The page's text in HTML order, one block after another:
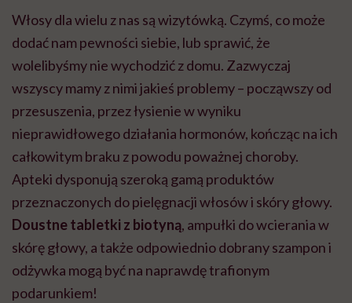
Włosy dla wielu z nas są wizytówką. Czymś, co może
dodać nam pewności siebie, lub sprawić, że
wolelibyśmy nie wychodzić z domu. Zazwyczaj
wszyscy mamy z nimi jakieś problemy – począwszy od
przesuszenia, przez łysienie w wyniku
nieprawidłowego działania hormonów, kończąc na ich
całkowitym braku z powodu poważnej choroby.
Apteki dysponują szeroką gamą produktów
przeznaczonych do pielęgnacji włosów i skóry głowy.
Doustne tabletki z biotyną, ampułki do wcierania w
skórę głowy, a także odpowiednio dobrany szampon i
odżywka mogą być na naprawdę trafionym
podarunkiem!